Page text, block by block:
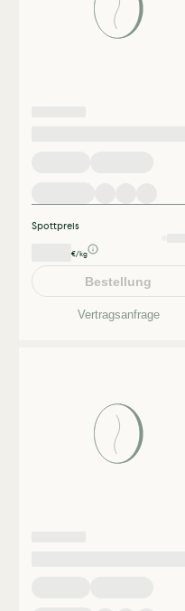
Spottpreis
€/kg
Bestellung
Vertragsanfrage